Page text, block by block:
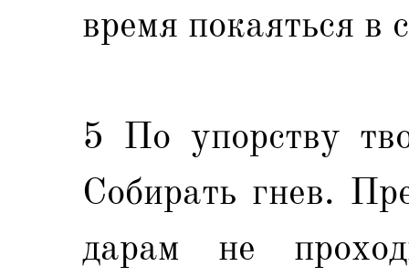
время покаяться в
5 По упорству
Собирать гнев.
дарам не